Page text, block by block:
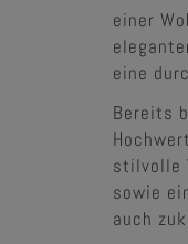
einer
eine
Bereits
stilvolle
sowie
auch